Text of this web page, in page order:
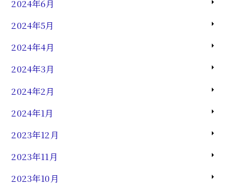
2024年6月
2024年5月
2024年4月
2024年3月
2024年2月
2024年1月
2023年12月
2023年11月
2023年10月